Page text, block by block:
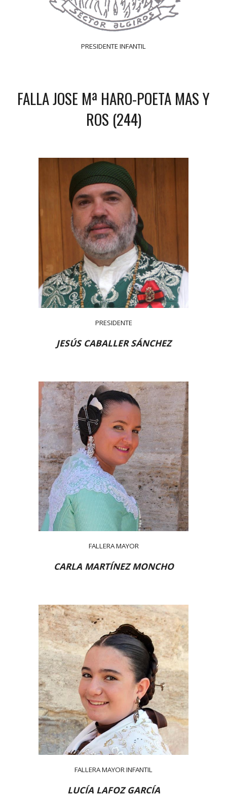
PRESIDENTE INFANTIL
FALLA JOSE Mª HARO-POETA MAS Y
ROS (244)
PRESIDENTE
JESÚS CABALLER SÁNCHEZ
FALLERA MAYOR
CARLA MARTÍNEZ MONCHO
FALLERA MAYOR INFANTIL
LUCÍA LAFOZ GARCÍA